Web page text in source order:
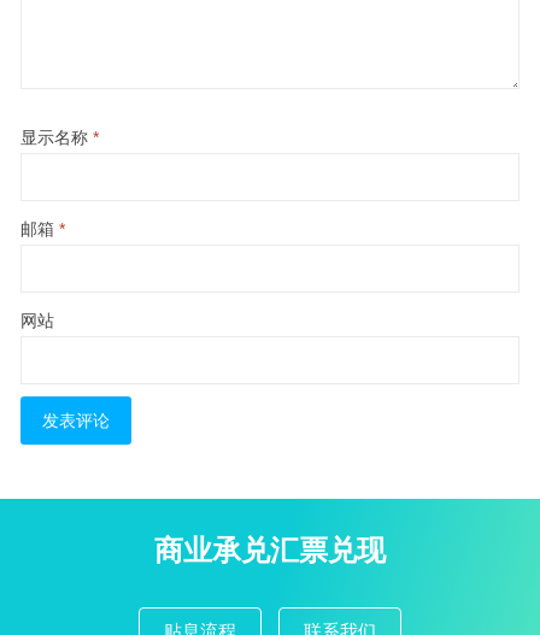
显示名称 *
邮箱 *
网站
商业承兑汇票兑现
贴息流程 联系我们